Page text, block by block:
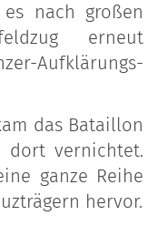
nach großen
erneut
Aufklärungs-
das Bataillon
dort vernichtet.
ganze Reihe
hervor.